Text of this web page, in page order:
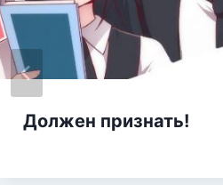
Должен признать!